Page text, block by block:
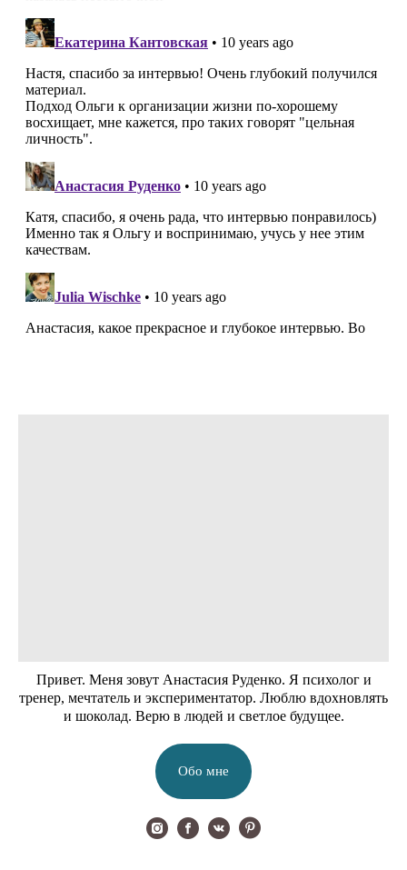
Привет. Меня зовут Анастасия Руденко. Я психолог и
тренер, мечтатель и экспериментатор. Люблю вдохновлять
и шоколад. Верю в людей и светлое будущее.
Обо мне